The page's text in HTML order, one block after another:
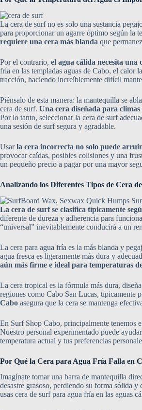
La cera de surf no es solo una sustancia
para proporcionar un agarre óptimo según la
requiere una cera más blanda que
Por el contrario, el agua cálida necesita una
fría en las templadas aguas de Cabo, el calor
tracción, haciendo increíblemente difícil
Piénsalo de esta manera: la mantequilla se
cera de surf. Una cera diseñada para
Por lo tanto, seleccionar la cera de surf
una sesión de surf segura y agradable.
Usarla cera incorrecta no solo puede
provocar caídas, posibles colisiones y una
un pequeño precio a pagar por una mayor
Analizando los Diferentes Tipos de Cera
La cera de surf se clasifica típicamente
diferente de dureza y adherencia para
“universal” inevitablemente conducirá a un
La cera para agua fría es la más blanda y
agua fresca es ligeramente más dura y
aún más firme e ideal para temperaturas
La cera tropical es la fórmula más dura,
regiones como Cabo San Lucas, típicamente
Cabo asegura que la cera se mantenga
En Surf Shop Cabo, principalmente tenemos
Nuestro personal experimentado puede
temperatura actual y tus preferencias
Por Qué la Cera para Agua Fría Falla en
Imagínate tomar una barra de mantequilla
desastre grasoso, perdiendo su forma sólida
usas cera de surf para agua fría en las aguas